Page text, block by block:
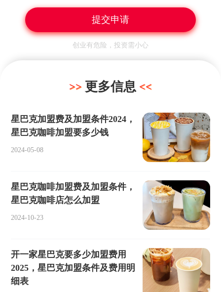
创业有危险，投资需小心
更多信息
星巴克加盟费及加盟条件2024，
星巴克咖啡加盟要多少钱
2024-05-08
星巴克咖啡加盟费及加盟条件，
星巴克咖啡店怎么加盟
2024-10-23
开一家星巴克要多少加盟费用
2025，星巴克加盟条件及费用明
细表